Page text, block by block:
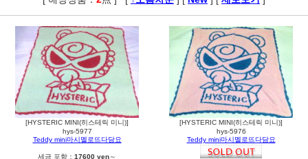
[HYSTERIC MINI(히스테릭 미니)]
hys-5977
Teddy mini마시멜로뜨다담요
세금 포함： 17600 yen～
[HYSTERIC MINI(히스테릭 미니)]
hys-5976
Teddy mini마시멜로뜨다담요